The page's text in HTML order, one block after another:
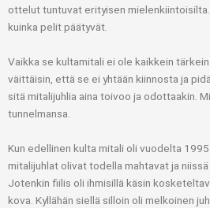
ottelut tuntuvat erityisen
kuinka pelit päätyvät.
Vaikka se kultamitali ei ole kaikkein
väittäisin, että se ei yhtään kiinnosta ja
sitä mitalijuhlia aina toivoo ja odottaakin.
tunnelmansa.
Kun edellinen kulta mitali oli vuodelta
mitalijuhlat olivat todella mahtavat ja
Jotenkin fiilis oli ihmisillä käsin
kova. Kyllähän siellä silloin oli melkoinen